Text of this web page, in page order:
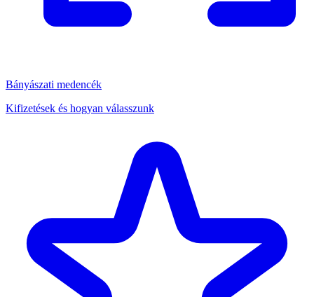
Bányászati medencék
Kifizetések és hogyan válasszunk